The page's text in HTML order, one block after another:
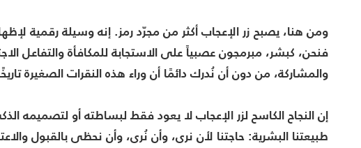
ومن هنا، يصبح زر الإعجاب أكثر من مجرّد رمز. إنه وسيلة رقمية
فنحن، كبشر، مبرمجون عصبياً على الاستجابة للمكافأة والتفاعل
والمشاركة، من دون أن نُدرك دائمًا أن وراء هذه النقرات الصغيرة
إن النجاح الكاسح لزر الإعجاب لا يعود فقط لبساطته أو لتصميمه
طبيعتنا البشرية: حاجتنا لأن نرى، وأن نُرى، وأن نحظى بالقبول